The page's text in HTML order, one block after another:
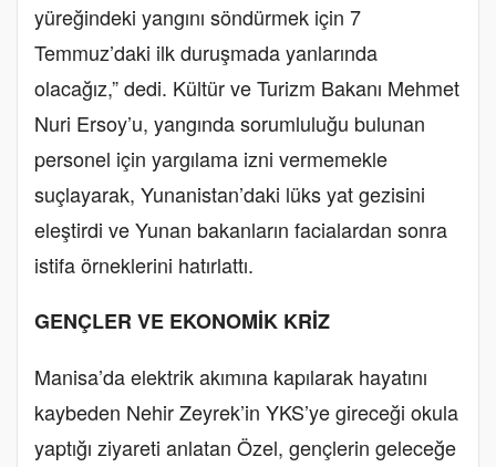
yüreğindeki yangını söndürmek için 7
Temmuz’daki ilk duruşmada yanlarında
olacağız,” dedi. Kültür ve Turizm Bakanı Mehmet
Nuri Ersoy’u, yangında sorumluluğu bulunan
personel için yargılama izni vermemekle
suçlayarak, Yunanistan’daki lüks yat gezisini
eleştirdi ve Yunan bakanların facialardan sonra
istifa örneklerini hatırlattı.
GENÇLER VE EKONOMİK KRİZ
Manisa’da elektrik akımına kapılarak hayatını
kaybeden Nehir Zeyrek’in YKS’ye gireceği okula
yaptığı ziyareti anlatan Özel, gençlerin geleceğe